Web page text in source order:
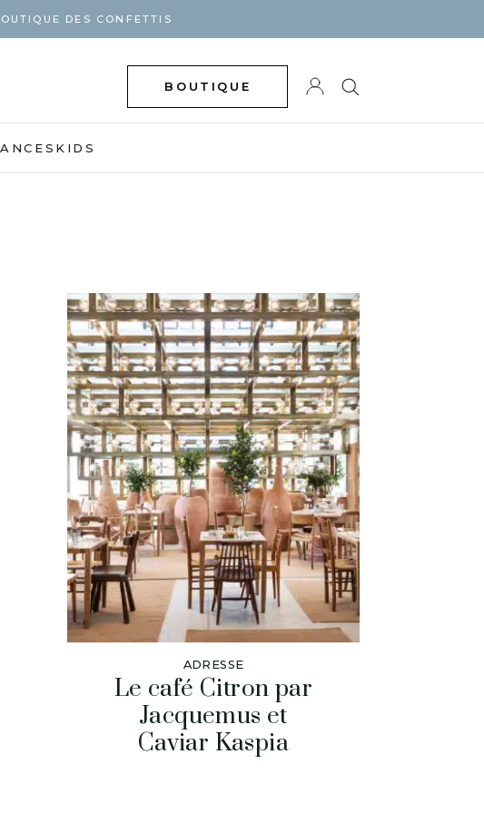
DES CONFETTIS
BOUTIQUE
KIDS
ADRESSE
Le café Citron par
Jacquemus et
Caviar Kaspia